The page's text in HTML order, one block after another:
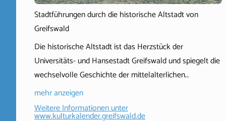
Stadtführungen durch die historische Altstadt von
Greifswald
Die historische Altstadt ist das Herzstück der
Universitäts- und Hansestadt Greifswald und spiegelt die
wechselvolle Geschichte der mittelalterlichen…
mehr anzeigen
Weitere Informationen unter
www.kulturkalender.greifswald.de